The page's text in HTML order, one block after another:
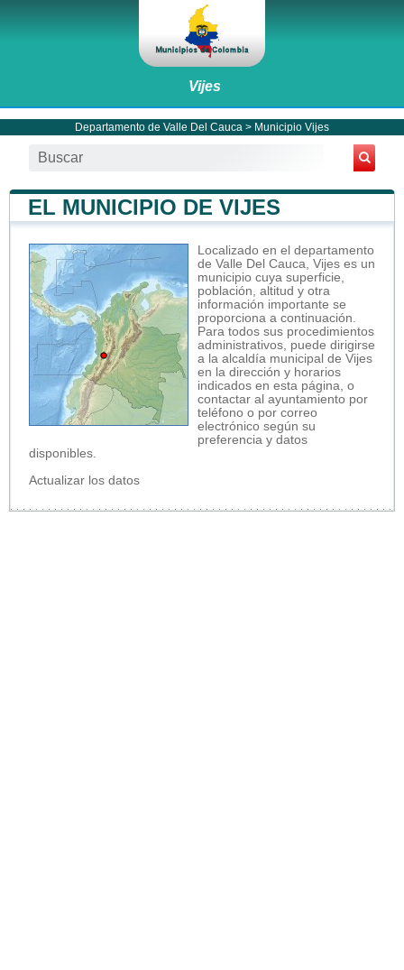
Vijes
Departamento de Valle Del Cauca > Municipio Vijes
EL MUNICIPIO DE VIJES
Localizado en el departamento
de Valle Del Cauca, Vijes es un
municipio cuya superficie,
población, altitud y otra
información importante se
proporciona a continuación.
Para todos sus procedimientos
administrativos, puede dirigirse
a la alcaldía municipal de Vijes
en la dirección y horarios
indicados en esta página, o
contactar al ayuntamiento por
teléfono o por correo
electrónico según su
preferencia y datos
disponibles.
Actualizar los datos